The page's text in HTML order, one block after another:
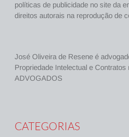
políticas de publicidade no site da
direitos autorais na reprodução de
José Oliveira de Resene é
Propriedade Intelectual e Contratos
ADVOGADOS
CATEGORIAS